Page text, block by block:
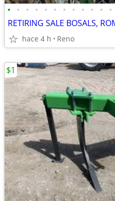
• • • • • • • • • • • •
RETIRING SALE BOSALS,
hace 4 h Reno
$1